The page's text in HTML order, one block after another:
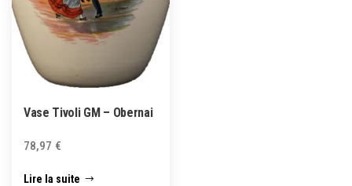
Vase Tivoli GM – Obernai
78,97 €
Lire la suite